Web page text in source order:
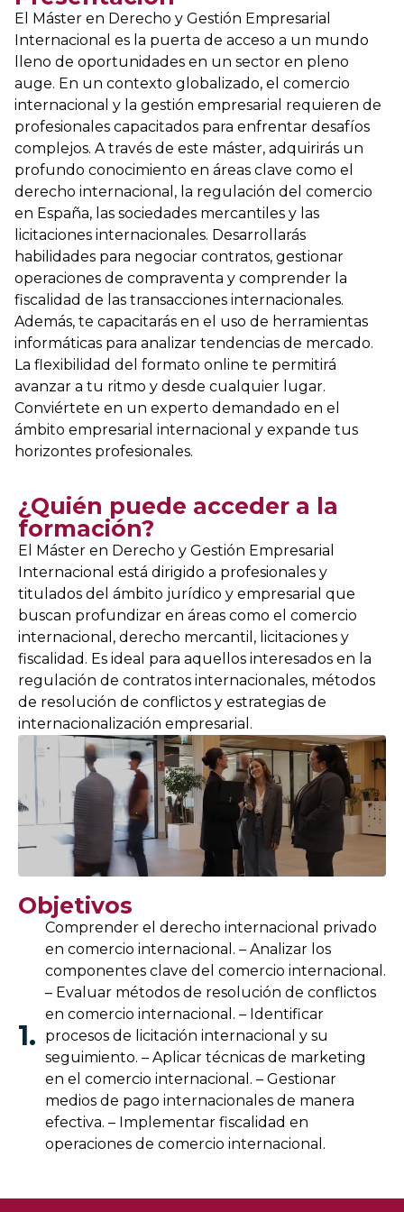
El Máster en Derecho y Gestión Empresarial
Internacional es la puerta de acceso a un mundo
lleno de oportunidades en un sector en pleno
auge. En un contexto globalizado, el comercio
internacional y la gestión empresarial requieren de
profesionales capacitados para enfrentar desafíos
complejos. A través de este máster, adquirirás un
profundo conocimiento en áreas clave como el
derecho internacional, la regulación del comercio
en España, las sociedades mercantiles y las
licitaciones internacionales. Desarrollarás
habilidades para negociar contratos, gestionar
operaciones de compraventa y comprender la
fiscalidad de las transacciones internacionales.
Además, te capacitarás en el uso de herramientas
informáticas para analizar tendencias de mercado.
La flexibilidad del formato online te permitirá
avanzar a tu ritmo y desde cualquier lugar.
Conviértete en un experto demandado en el
ámbito empresarial internacional y expande tus
horizontes profesionales.
¿Quién puede acceder a la
formación?
El Máster en Derecho y Gestión Empresarial
Internacional está dirigido a profesionales y
titulados del ámbito jurídico y empresarial que
buscan profundizar en áreas como el comercio
internacional, derecho mercantil, licitaciones y
fiscalidad. Es ideal para aquellos interesados en la
regulación de contratos internacionales, métodos
de resolución de conflictos y estrategias de
internacionalización empresarial.
Objetivos
1.
Comprender el derecho internacional privado
en comercio internacional. – Analizar los
componentes clave del comercio internacional.
– Evaluar métodos de resolución de conflictos
en comercio internacional. – Identificar
procesos de licitación internacional y su
seguimiento. – Aplicar técnicas de marketing
en el comercio internacional. – Gestionar
medios de pago internacionales de manera
efectiva. – Implementar fiscalidad en
operaciones de comercio internacional.